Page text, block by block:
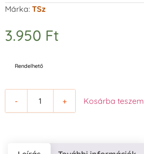
Márka: TSz
3.950 Ft
Rendelhető
- + Kosárba teszem